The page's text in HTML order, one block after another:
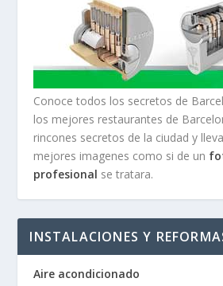
Conoce todos los secretos de
los mejores restaurantes de
rincones secretos de la ciudad y
mejores imagenes como si de un
profesional se tratara.
INSTALACIONES Y
Aire acondicionado